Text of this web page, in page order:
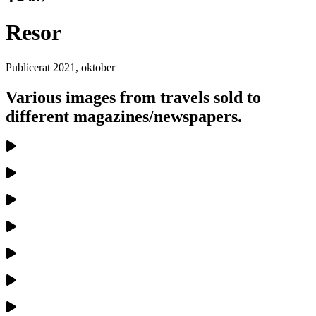
Resor
Publicerat 2021, oktober
Various images from travels sold to
different magazines/newspapers.